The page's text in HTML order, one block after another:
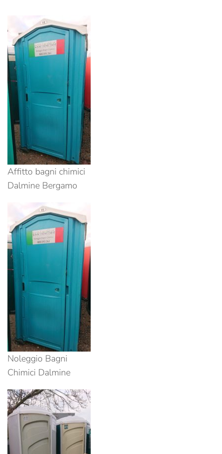
Affitto bagni chimici
Dalmine Bergamo
Noleggio Bagni
Chimici Dalmine